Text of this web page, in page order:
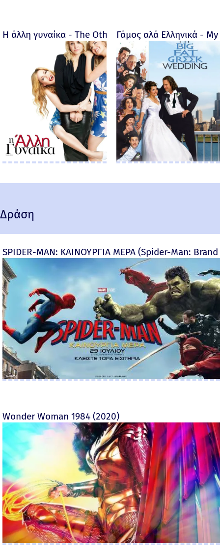
Η άλλη γυναίκα - The Other Woman – 2014
Γάμος αλά Ελληνικά -
Δράση
SPIDER-MAN: ΚΑΙΝΟΥΡΓΙΑ ΜΕΡΑ (Spider-Man:
Wonder Woman 1984 (2020)